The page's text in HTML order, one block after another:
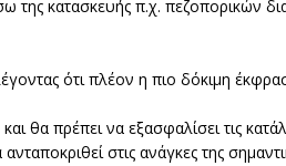
της κατασκευής π.χ. πεζοπορικών
ότι πλέον η πιο δόκιμη
θα πρέπει να εξασφαλίσει τις
στις ανάγκες της